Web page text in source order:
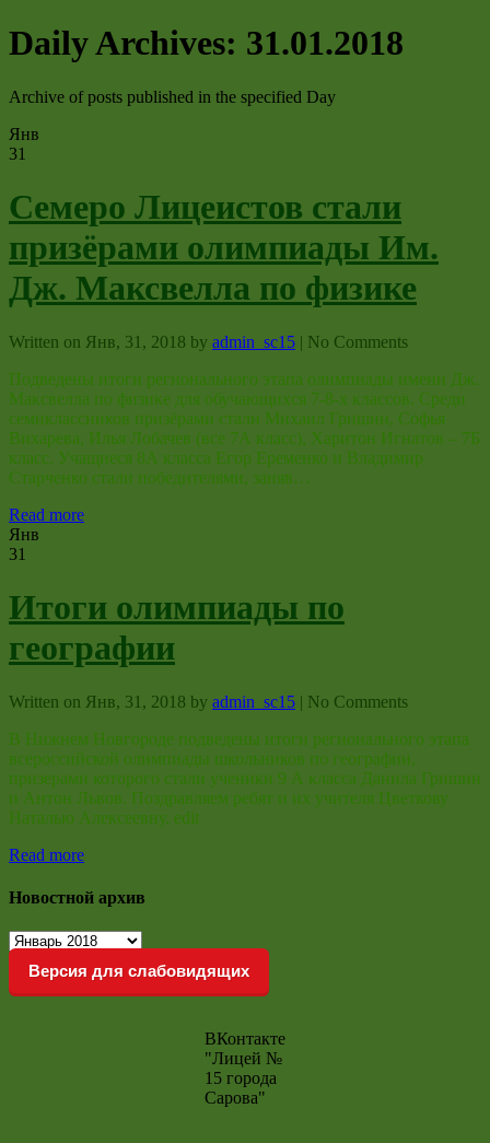
Daily Archives: 31.01.2018
Archive of posts published in the specified Day
Янв
31
Семеро Лицеистов стали
призёрами олимпиады Им.
Дж. Максвелла по физике
Written on Янв, 31, 2018 by admin_sc15 | No Comments
Подведены итоги регионального этапа олимпиады имени Дж.
Максвелла по физике для обучающихся 7-8-х классов. Среди
семиклассников призёрами стали Михаил Гришин, Софья
Вихарева, Илья Лобачев (все 7А класс), Харитон Игнатов – 7Б
класс. Учащиеся 8А класса Егор Еременко и Владимир
Старченко стали победителями, заняв…
Read more
Янв
31
Итоги олимпиады по
географии
Written on Янв, 31, 2018 by admin_sc15 | No Comments
В Нижнем Новгороде подведены итоги регионального этапа
всероссийской олимпиады школьников по географии,
призерами которого стали ученики 9 А класса Данила Гришин
и Антон Львов. Поздравляем ребят и их учителя Цветкову
Наталью Алексеевну. edit
Read more
Новостной архив
Новостной
архив
Версия для слабовидящих
ВКонтакте
"Лицей №
15 города
Сарова"